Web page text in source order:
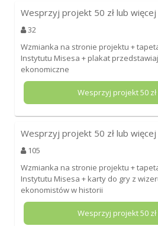
Wesprzyj projekt 50 zł lub więcej
32
Wzmianka na stronie projektu +
Instytutu Misesa + plakat
ekonomiczne
Wesprzyj projekt50
Wesprzyj projekt 50 zł lub więcej
105
Wzmianka na stronie projektu +
Instytutu Misesa + karty do gry z
ekonomistów w historii
Wesprzyj projekt50